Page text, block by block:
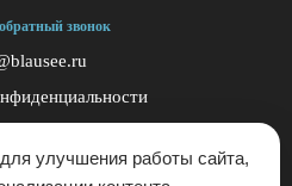
звонок
улучшения работы сайта,